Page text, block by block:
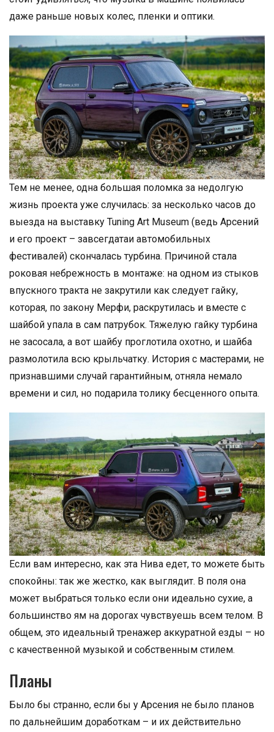
даже раньше новых колес, пленки и оптики.
Тем не менее, одна большая поломка за недолгую
жизнь проекта уже случилась: за несколько часов до
выезда на выставку Tuning Art Museum (ведь Арсений
и его проект – завсегдатаи автомобильных
фестивалей) скончалась турбина. Причиной стала
роковая небрежность в монтаже: на одном из стыков
впускного тракта не закрутили как следует гайку,
которая, по закону Мерфи, раскрутилась и вместе с
шайбой упала в сам патрубок. Тяжелую гайку турбина
не засосала, а вот шайбу проглотила охотно, и шайба
размолотила всю крыльчатку. История с мастерами, не
признавшими случай гарантийным, отняла немало
времени и сил, но подарила толику бесценного опыта.
Если вам интересно, как эта Нива едет, то можете быть
спокойны: так же жестко, как выглядит. В поля она
может выбраться только если они идеально сухие, а
большинство ям на дорогах чувствуешь всем телом. В
общем, это идеальный тренажер аккуратной езды – но
с качественной музыкой и собственным стилем.
Планы
Было бы странно, если бы у Арсения не было планов
по дальнейшим доработкам – и их действительно